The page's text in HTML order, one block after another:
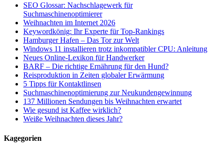
SEO Glossar: Nachschlagewerk für
Suchmaschinenoptimierer
Weihnachten im Internet 2026
Keywordkönig: Ihr Experte für Top-Rankings
Hamburger Hafen – Das Tor zur Welt
Windows 11 installieren trotz inkompatibler CPU: Anleitung
Neues Online-Lexikon für Handwerker
BARF – Die richtige Ernährung für den Hund?
Reisproduktion in Zeiten globaler Erwärmung
5 Tipps für Kontaktlinsen
Suchmaschinenoptimierung zur Neukundengewinnung
137 Millionen Sendungen bis Weihnachten erwartet
Wie gesund ist Kaffee wirklich?
Weiße Weihnachten dieses Jahr?
Kagegorien